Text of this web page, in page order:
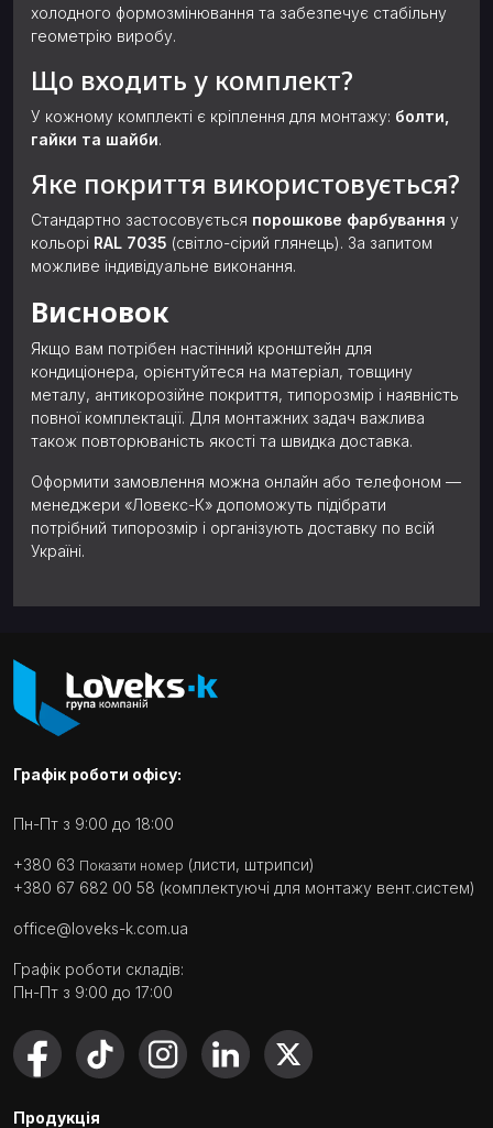
холодного формозмінювання та забезпечує стабільну
геометрію виробу.
Що входить у комплект?
У кожному комплекті є кріплення для монтажу: болти,
гайки та шайби.
Яке покриття використовується?
Стандартно застосовується порошкове фарбування у
кольорі RAL 7035 (світло-сірий глянець). За запитом
можливе індивідуальне виконання.
Висновок
Якщо вам потрібен настінний кронштейн для
кондиціонера, орієнтуйтеся на матеріал, товщину
металу, антикорозійне покриття, типорозмір і наявність
повної комплектації. Для монтажних задач важлива
також повторюваність якості та швидка доставка.
Оформити замовлення можна онлайн або телефоном —
менеджери «Ловекс-К» допоможуть підібрати
потрібний типорозмір і організують доставку по всій
Україні.
Графік роботи офісу:
Пн-Пт з 9:00 до 18:00
+380 63 Показати номер (листи, штрипси)
+380 67 682 00 58 (комплектуючі для монтажу вент.систем)
office@loveks-k.com.ua
Графік роботи складів:
Пн-Пт з 9:00 до 17:00
Продукція